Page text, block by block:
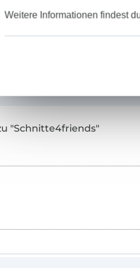
"Schnitte4friends"
Weitere Informationen findest